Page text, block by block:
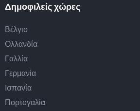
Δημοφιλείς χώρες
Βέλγιο
Ολλανδία
Γαλλία
Γερμανία
Ισπανία
Πορτογαλία